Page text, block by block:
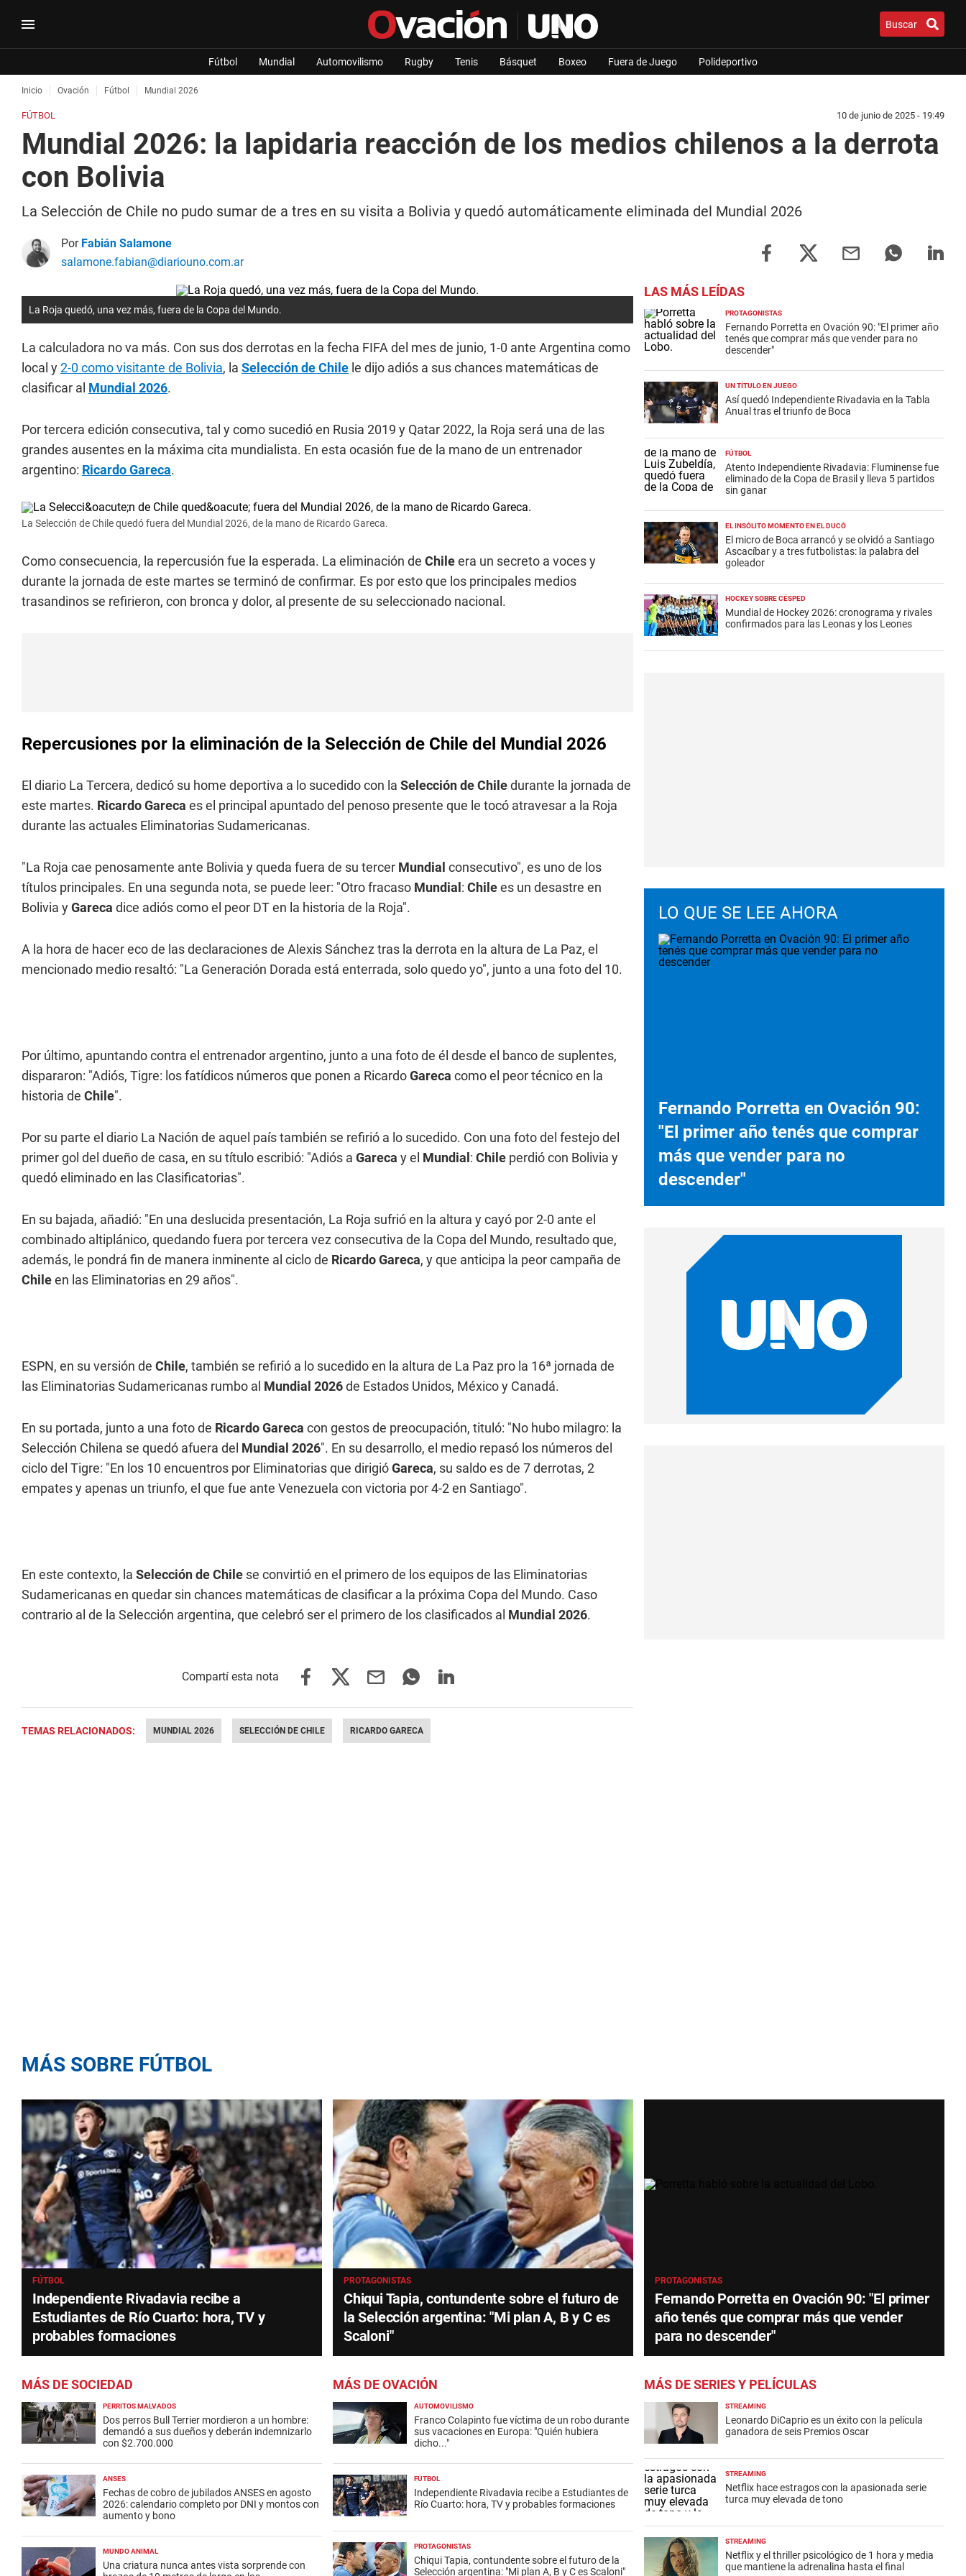
Buscar
Fútbol Mundial Automovilismo Rugby Tenis Básquet Boxeo Fuera de Juego Polideportivo
Inicio Ovación Fútbol Mundial 2026
FÚTBOL 10 de junio de 2025 - 19:49
Mundial 2026: la lapidaria reacción de los medios chilenos a la derrota
con Bolivia
La Selección de Chile no pudo sumar de a tres en su visita a Bolivia y quedó automáticamente eliminada del Mundial 2026
Por Fabián Salamone
salamone.fabian@diariouno.com.ar
La Roja quedó, una vez más, fuera de la Copa del Mundo.
La calculadora no va más. Con sus dos derrotas en la fecha FIFA del mes de junio, 1-0 ante Argentina como
local y2-0 como visitante de Bolivia, la Selección de Chile le dijo adiós a sus chances matemáticas de
clasificar al Mundial 2026.
Por tercera edición consecutiva, tal y como sucedió en Rusia 2019 y Qatar 2022, la Roja será una de las
grandes ausentes en la máxima cita mundialista. En esta ocasión fue de la mano de un entrenador
argentino: Ricardo Gareca.
La Selección de Chile quedó fuera del Mundial 2026, de la mano de Ricardo Gareca.
Como consecuencia, la repercusión fue la esperada. La eliminación de Chileera un secreto a voces y
durante la jornada de este martes se terminó de confirmar. Es por esto que los principales medios
trasandinos se refirieron, con bronca y dolor, al presente de su seleccionado nacional.
Repercusiones por la eliminación de la Selección de Chile del Mundial 2026
El diario La Tercera, dedicó su home deportiva a lo sucedido con la Selección de Chiledurante la jornada de
este martes. Ricardo Gareca es el principal apuntado del penoso presente que le tocó atravesar a la Roja
durante las actuales Eliminatorias Sudamericanas.
"La Roja cae penosamente ante Bolivia y queda fuera de su tercer Mundial consecutivo", es uno de los
títulos principales. En una segunda nota, se puede leer: "Otro fracaso Mundial : Chilees un desastre en
Bolivia yGareca dice adiós como el peor DT en la historia de la Roja".
A la hora de hacer eco de las declaraciones de Alexis Sánchez tras la derrota en la altura de La Paz, el
mencionado medio resaltó: "La Generación Dorada está enterrada, solo quedo yo", junto a una foto del 10.
Por último, apuntando contra el entrenador argentino, junto a una foto de él desde el banco de suplentes,
dispararon: "Adiós, Tigre: los fatídicos números que ponen a RicardoGareca como el peor técnico en la
historia de Chile".
Por su parte el diario La Nación de aquel país también se refirió a lo sucedido. Con una foto del festejo del
primer gol del dueño de casa, en su título escribió: "Adiós a Gareca y el Mundial : Chile perdió con Bolivia y
quedó eliminado en las Clasificatorias".
En su bajada, añadió: "En una deslucida presentación, La Roja sufrió en la altura y cayó por 2-0 ante el
combinado altiplánico, quedando fuera por tercera vez consecutiva de la Copa del Mundo, resultado que,
además, le pondrá fin de manera inminente al ciclo de Ricardo Gareca, y que anticipa la peor campaña de
Chileen las Eliminatorias en 29 años".
ESPN, en su versión de Chile, también se refirió a lo sucedido en la altura de La Paz pro la 16ª jornada de
las Eliminatorias Sudamericanas rumbo al Mundial 2026de Estados Unidos, México y Canadá.
En su portada, junto a una foto de Ricardo Gareca con gestos de preocupación, tituló: "No hubo milagro: la
Selección Chilena se quedó afuera del Mundial 2026". En su desarrollo, el medio repasó los números del
ciclo del Tigre: "En los 10 encuentros por Eliminatorias que dirigióGareca, su saldo es de 7 derrotas, 2
empates y apenas un triunfo, el que fue ante Venezuela con victoria por 4-2 en Santiago".
En este contexto, la Selección de Chile se convirtió en el primero de los equipos de las Eliminatorias
Sudamericanas en quedar sin chances matemáticas de clasificar a la próxima Copa del Mundo. Caso
contrario al de la Selección argentina, que celebró ser el primero de los clasificados al Mundial 2026.
TEMAS RELACIONADOS: MUNDIAL 2026 SELECCIÓN DE CHILE RICARDO GARECA
LAS MÁS LEÍDAS
PROTAGONISTAS
Fernando Porretta en Ovación 90: "El primer año
tenés que comprar más que vender para no
descender"
UN TÍTULO EN JUEGO
Así quedó Independiente Rivadavia en la Tabla
Anual tras el triunfo de Boca
FÚTBOL
Atento Independiente Rivadavia: Fluminense fue
eliminado de la Copa de Brasil y lleva 5 partidos
sin ganar
EL INSÓLITO MOMENTO EN EL DUCÓ
El micro de Boca arrancó y se olvidó a Santiago
Ascacíbar y a tres futbolistas: la palabra del
goleador
HOCKEY SOBRE CÉSPED
Mundial de Hockey 2026: cronograma y rivales
confirmados para las Leonas y los Leones
LO QUE SE LEE AHORA
Fernando Porretta en Ovación 90:
"El primer año tenés que comprar
más que vender para no
descender"
MÁS SOBRE FÚTBOL
FÚTBOL
Independiente Rivadavia recibe a
Estudiantes de Río Cuarto: hora, TV y
probables formaciones
PROTAGONISTAS
Chiqui Tapia, contundente sobre el futuro de
la Selección argentina: "Mi plan A, B y C es
Scaloni"
PROTAGONISTAS
Fernando Porretta en Ovación 90: "El primer
año tenés que comprar más que vender
para no descender"
MÁS DE SOCIEDAD
PERRITOS MALVADOS
Dos perros Bull Terrier mordieron a un hombre:
demandó a sus dueños y deberán indemnizarlo
con $2.700.000
ANSES
Fechas de cobro de jubilados ANSES en agosto
2026: calendario completo por DNI y montos con
aumento y bono
MUNDO ANIMAL
Una criatura nunca antes vista sorprende con
MÁS DE OVACIÓN
AUTOMOVILISMO
Franco Colapinto fue víctima de un robo durante
sus vacaciones en Europa: "Quién hubiera
dicho..."
FÚTBOL
Independiente Rivadavia recibe a Estudiantes de
Río Cuarto: hora, TV y probables formaciones
PROTAGONISTAS
Chiqui Tapia, contundente sobre el futuro de la
Selección argentina: "Mi plan A, B y C es Scaloni"
MÁS DE SERIES Y PELÍCULAS
STREAMING
Leonardo DiCaprio es un éxito con la película
ganadora de seis Premios Oscar
STREAMING
Netflix hace estragos con la apasionada serie
turca muy elevada de tono
STREAMING
Netflix y el thriller psicológico de 1 hora y media
que mantiene la adrenalina hasta el final